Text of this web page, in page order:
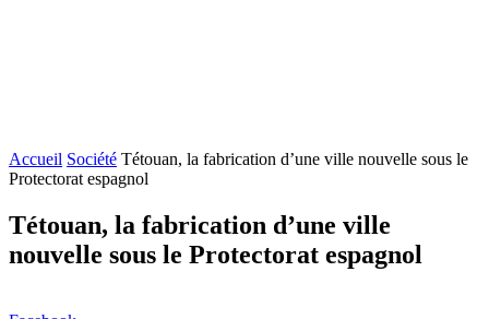
Accueil Société Tétouan, la fabrication d’une ville nouvelle sous le
Protectorat espagnol
Tétouan, la fabrication d’une ville
nouvelle sous le Protectorat espagnol